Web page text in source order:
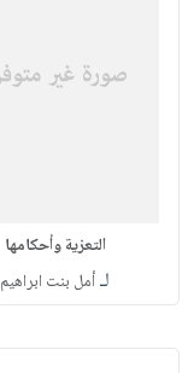
التعزية وأحكامها
لـأمل بنت ابراهيم